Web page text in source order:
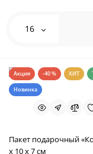
16
Акция -40 % ХИТ
Новинка
Пакет подарочный
х 10 х 7 см